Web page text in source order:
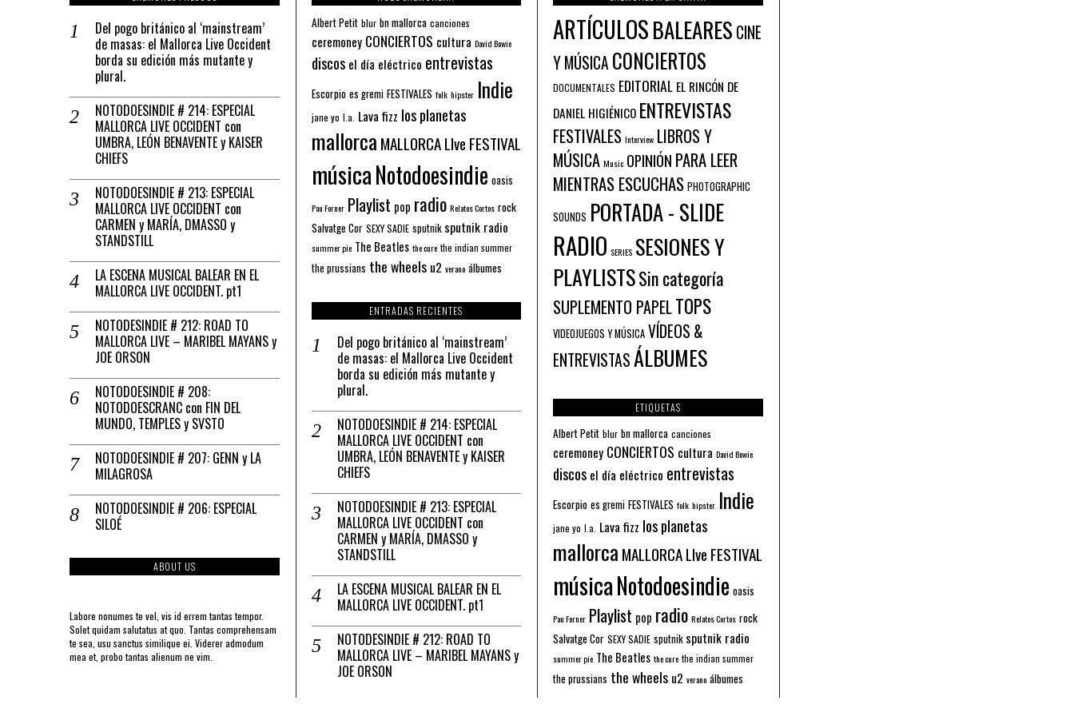
Del pogo británico al ‘mainstream’
de masas: el Mallorca Live Occident
borda su edición más mutante y
plural.
NOTODOESINDIE # 214: ESPECIAL
MALLORCA LIVE OCCIDENT con
UMBRA, LEÓN BENAVENTE y KAISER
CHIEFS
NOTODOESINDIE # 213: ESPECIAL
MALLORCA LIVE OCCIDENT con
CARMEN y MARÍA, DMASSO y
STANDSTILL
LA ESCENA MUSICAL BALEAR EN EL
MALLORCA LIVE OCCIDENT. pt1
NOTODESINDIE # 212: ROAD TO
MALLORCA LIVE – MARIBEL MAYANS y
JOE ORSON
NOTODOESINDIE # 208:
NOTODOESCRANC con FIN DEL
MUNDO, TEMPLES y SVSTO
NOTODOESINDIE # 207: GENN y LA
MILAGROSA
NOTODOESINDIE # 206: ESPECIAL
SILOÉ
ABOUT US
Labore nonumes te vel, vis id errem tantas tempor.
Solet quidam salutatus at quo. Tantas comprehensam
te sea, usu sanctus similique ei. Viderer admodum
mea et, probo tantas alienum ne vim.
Albert Petit blur bn mallorca canciones
ceremoney CONCIERTOS cultura David Bowie
discos el día eléctrico entrevistas
Escorpio es gremi FESTIVALES folk hipster Indie
jane yo l.a. Lava fizz los planetas
mallorca MALLORCA LIve FESTIVAL
músicaNotodoesindie oasis
Pau Forner Playlist pop radio Relatos Cortos rock
Salvatge Cor SEXY SADIE sputnik sputnik radio
summer pie The Beatles the cure the indian summer
the prussians the wheels u2 verano álbumes
ENTRADAS RECIENTES
Del pogo británico al ‘mainstream’
de masas: el Mallorca Live Occident
borda su edición más mutante y
plural.
NOTODOESINDIE # 214: ESPECIAL
MALLORCA LIVE OCCIDENT con
UMBRA, LEÓN BENAVENTE y KAISER
CHIEFS
NOTODOESINDIE # 213: ESPECIAL
MALLORCA LIVE OCCIDENT con
CARMEN y MARÍA, DMASSO y
STANDSTILL
LA ESCENA MUSICAL BALEAR EN EL
MALLORCA LIVE OCCIDENT. pt1
NOTODESINDIE # 212: ROAD TO
MALLORCA LIVE – MARIBEL MAYANS y
JOE ORSON
ARTÍCULOSBALEARES CINE
Y MÚSICA CONCIERTOS
DOCUMENTALES EDITORIAL EL RINCÓN DE
DANIEL HIGIÉNICO ENTREVISTAS
FESTIVALES Interview LIBROS Y
MÚSICA Music OPINIÓN PARA LEER
MIENTRAS ESCUCHAS PHOTOGRAPHIC
SOUNDS PORTADA - SLIDE
RADIO SERIES SESIONES Y
PLAYLISTSSin categoría
SUPLEMENTO PAPELTOPS
VIDEOJUEGOS Y MÚSICA VÍDEOS &
ENTREVISTASÁLBUMES
ETIQUETAS
Albert Petit blur bn mallorca canciones
ceremoney CONCIERTOS cultura David Bowie
discos el día eléctrico entrevistas
Escorpio es gremi FESTIVALES folk hipster Indie
jane yo l.a. Lava fizz los planetas
mallorca MALLORCA LIve FESTIVAL
músicaNotodoesindie oasis
Pau Forner Playlist pop radio Relatos Cortos rock
Salvatge Cor SEXY SADIE sputnik sputnik radio
summer pie The Beatles the cure the indian summer
the prussians the wheels u2 verano álbumes